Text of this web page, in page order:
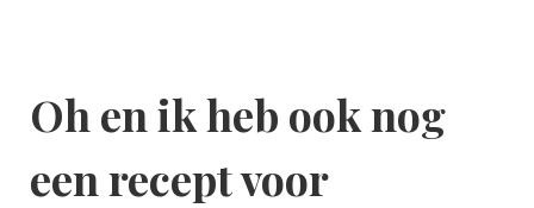
Oh en ik heb ook nog
een recept voor